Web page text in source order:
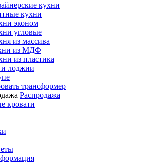
кухни
кухни
эконом
угловые
из массива
из МДФ
из пластика
и лоджии
трансформер
Распродажа
кровати